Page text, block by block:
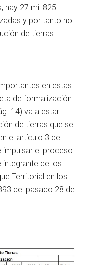
hay 27 mil 825
y por tanto no
de tierras.
en estas
de formalización
14) va a estar
de tierras que se
el artículo 3 del
impulsar el proceso
de los
Territorial en los
del pasado 28 de